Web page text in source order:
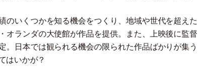
のいくつかを知る機会をつくり、地域や世代を超えた
・ オランダの大使館が作品を提供。また、上映後に監督
。日本では観られる機会の限られた作品ばかりが集う
はいかが？